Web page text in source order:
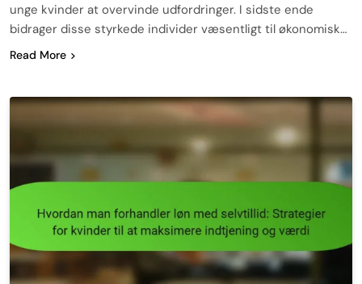
unge kvinder at overvinde udfordringer. I sidste ende
bidrager disse styrkede individer væsentligt til økonomisk…
Read More